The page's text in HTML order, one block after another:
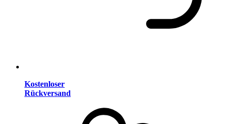
Kostenloser
Rückversand